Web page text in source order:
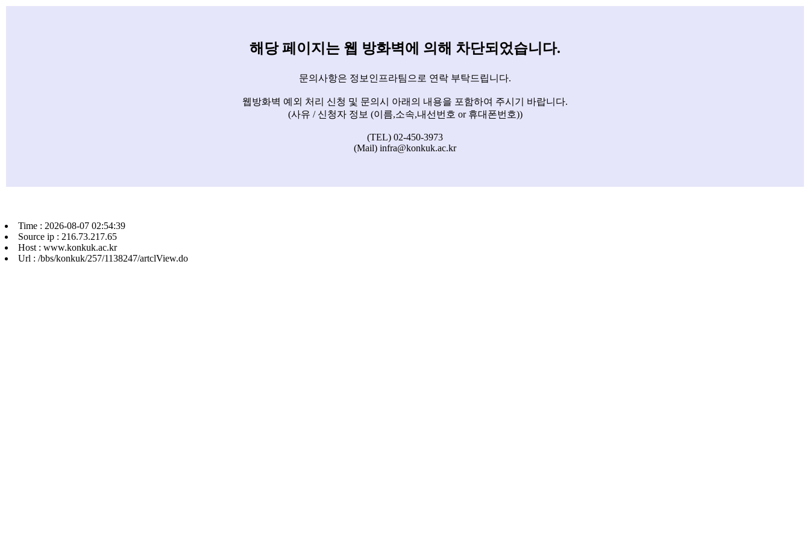
해당 페이지는 웹 방화벽에 의해 차단되었습니다.
문의사항은 정보인프라팀으로 연락 부탁드립니다.
웹방화벽 예외 처리 신청 및 문의시 아래의 내용을 포함하여 주시기 바랍니다.
(사유 / 신청자 정보 (이름,소속,내선번호 or 휴대폰번호))
(TEL) 02-450-3973
(Mail) infra@konkuk.ac.kr
Time : 2026-08-07 02:54:39
Source ip : 216.73.217.65
Host : www.konkuk.ac.kr
Url : /bbs/konkuk/257/1138247/artclView.do